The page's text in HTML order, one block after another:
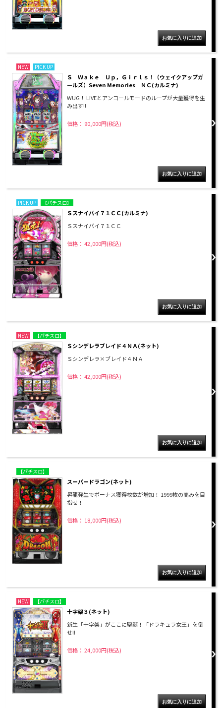
NEW PICK UP
Ｓ Ｗａｋｅ Ｕｐ，Ｇｉｒｌｓ！（ウェイクアップガ
ールズ）Seven Memories ＮＣ(カルミナ)
WUG！ LIVEとアンコールモードのループが大量獲得を生
み出す!!
価格： 90,000円(税込)
PICK UP 【パチスロ】
Ｓスナイパイ７１ＣＣ(カルミナ)
Ｓスナイパイ７１ＣＣ
価格： 42,000円(税込)
NEW 【パチスロ】
Ｓシンデレラブレイド４ＮＡ(ネット)
Ｓシンデレラ×ブレイド４ＮＡ
価格： 42,000円(税込)
【パチスロ】
スーパードラゴン(ネット)
昇龍発生でボーナス獲得枚数が増加！ 1999枚の高みを目
指せ！
価格： 18,000円(税込)
NEW 【パチスロ】
十字架３(ネット)
新生「十字架」がここに聖誕！「ドラキュラ女王」を倒
せ!!
価格： 24,000円(税込)